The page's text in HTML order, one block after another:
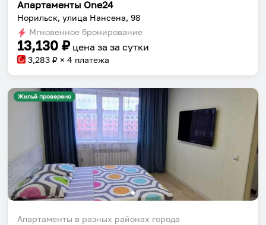
Апартаменты One24
Норильск, улица Нансена, 98
Мгновенное бронирование
13,130 ₽ цена за за сутки
3,283 ₽ × 4 платежа
Жильё проверено
Апартаменты в разных районах города